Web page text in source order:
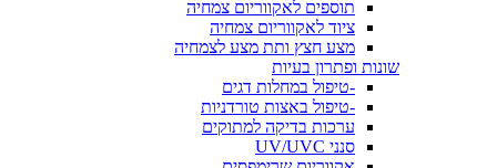
תוספים לאקווריום צמחיה
ציוד לאקווריום צמחיה
מצע חצץ ותת מצע לצמחיה
שונות ופתרון בעיות
-טיפול במחלות דגים
-טיפול באצות טורדניות
ערכות בדיקה למתוקים
סנני UV/UVC